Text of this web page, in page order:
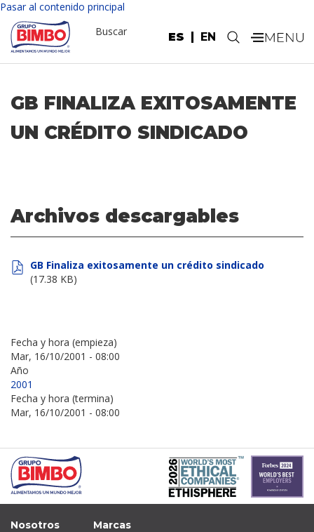
Pasar al contenido principal
ES EN
Buscar .
GB FINALIZA EXITOSAMENTE
UN CRÉDITO SINDICADO
Archivos descargables
GB Finaliza exitosamente un crédito sindicado
(17.38 KB)
Fecha y hora (empieza)
Mar, 16/10/2001 - 08:00
Año
2001
Fecha y hora (termina)
Mar, 16/10/2001 - 08:00
Nosotros Marcas